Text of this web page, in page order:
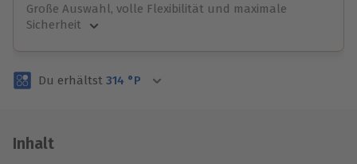
Große Auswahl, volle Flexibilität und maximale
Sicherheit
Volle Flexibilität
3 Jahre gültig & verlängerbar.
Du erhältst 314 °P
Inhalt